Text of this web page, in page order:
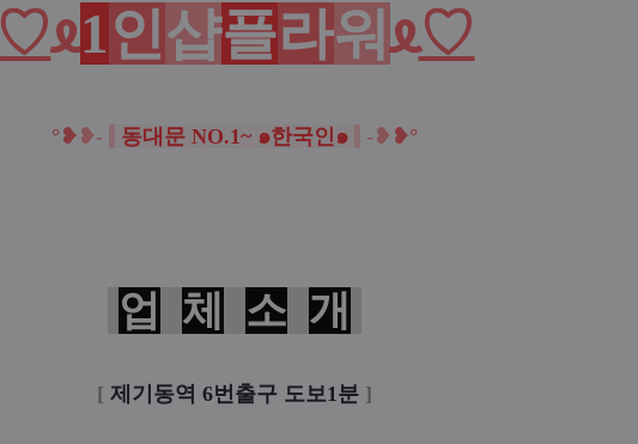
♡ᦸ1인샵플라워ᦸ♡
°❥ ❥- 동대문 NO.1~ ๑한국인๑ - ❥ ❥°
업 체 소 개
[ 제기동역 6번출구 도보1분 ]